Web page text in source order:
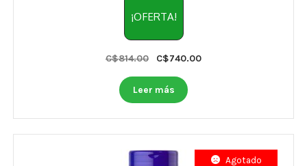
¡OFERTA!
C$814.00
Original
was:
C$814.00.
C$740.00Current
Leer más
Agotado